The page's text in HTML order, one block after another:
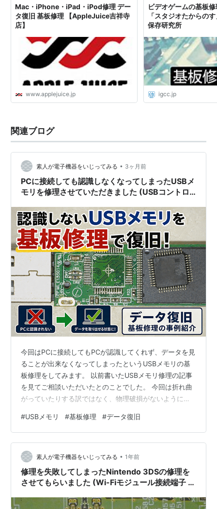
Mac・iPhone・iPad・iPod修理 デー
タ復旧 基板修理 【AppleJuice吉祥寺
店】
www.applejuice.jp
ビデオゲームの基板
「スタジオたからの
保存研究所
igcc.jp
関連ブログ
素人が電子機器をいじってみる • 3ヶ月前
PCに接続しても認識しなくなってしまったUSBメ
モリを修理させていただきました (USBコントロ
今回はPCに接続してもPCが認識してくれず、データを見
ることが出来なくなってしまったというUSBメモリの基
板修理をしてみます。 以前書いたUSBメモリ修理の記事
を見てご相談いただいたとのことでした。 今回は折れ曲
がっていたりする訳ではなく、物理破損がないように見
たということで修理出来るかどうかはわからないという
こともご了承いただいたうえでご依頼いただきました。
amacustom.hatenablog.com
amacustom.hatenablog.com お預かりさせていただき、
点検してみたところUSBコントローラーICチップが故障
している…
#USBメモリ #基板修理 #データ復旧
素人が電子機器をいじってみる • 1年前
修理を失敗してしまったNintendo 3DSの修理を
させてもらいました (Wi-Fiモジュール接続端子 お